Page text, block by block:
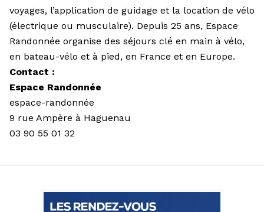
voyages, l’application de guidage et la location de vélo
(électrique ou musculaire). Depuis 25 ans, Espace
Randonnée organise des séjours clé en main à vélo,
en bateau-vélo et à pied, en France et en Europe.
Contact :
Espace Randonnée
espace-randonnée
9 rue Ampère à Haguenau
03 90 55 01 32